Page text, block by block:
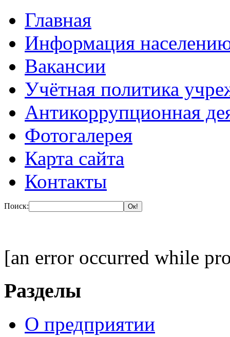
Главная
Информация
Вакансии
Учётная политика
Антикоррупционная
Фотогалерея
Карта сайта
Контакты
Поиск:
[an error occurred while
Разделы
О предприятии